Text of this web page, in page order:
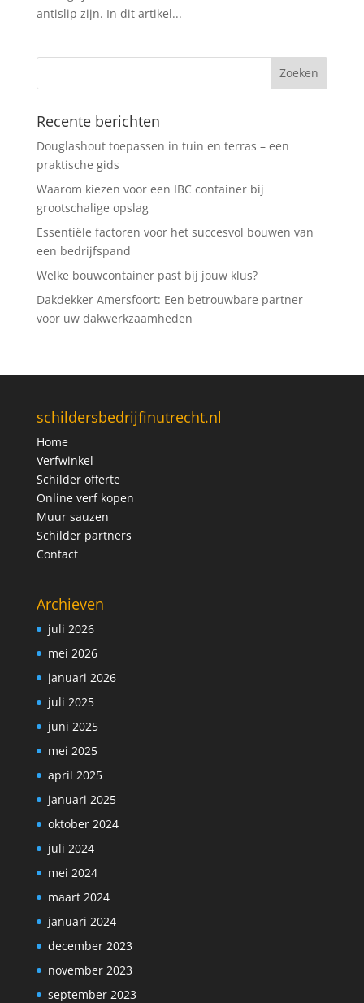
antislip zijn. In dit artikel...
Recente berichten
Douglashout toepassen in tuin en terras – een
praktische gids
Waarom kiezen voor een IBC container bij
grootschalige opslag
Essentiële factoren voor het succesvol bouwen van
een bedrijfspand
Welke bouwcontainer past bij jouw klus?
Dakdekker Amersfoort: Een betrouwbare partner
voor uw dakwerkzaamheden
schildersbedrijfinutrecht.nl
Home
Verfwinkel
Schilder offerte
Online verf kopen
Muur sauzen
Schilder partners
Contact
Archieven
juli 2026
mei 2026
januari 2026
juli 2025
juni 2025
mei 2025
april 2025
januari 2025
oktober 2024
juli 2024
mei 2024
maart 2024
januari 2024
december 2023
november 2023
september 2023